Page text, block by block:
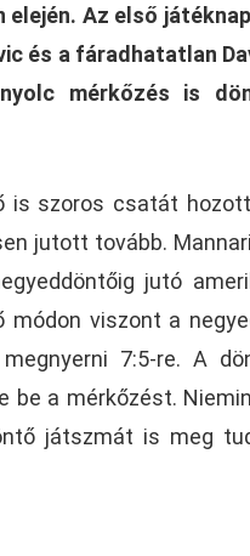
Az első
és a fáradhatatlan
mérkőzés is
is szoros csatát
jutott tovább.
jutó
módon viszont a
7:5-re. A
be a mérkőzést.
játszmát is meg